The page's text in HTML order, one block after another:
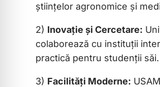
științelor agronomice și
2) Inovație și Cercetare:
colaborează cu instituții
practică pentru studenții săi.
3) Facilități Moderne: